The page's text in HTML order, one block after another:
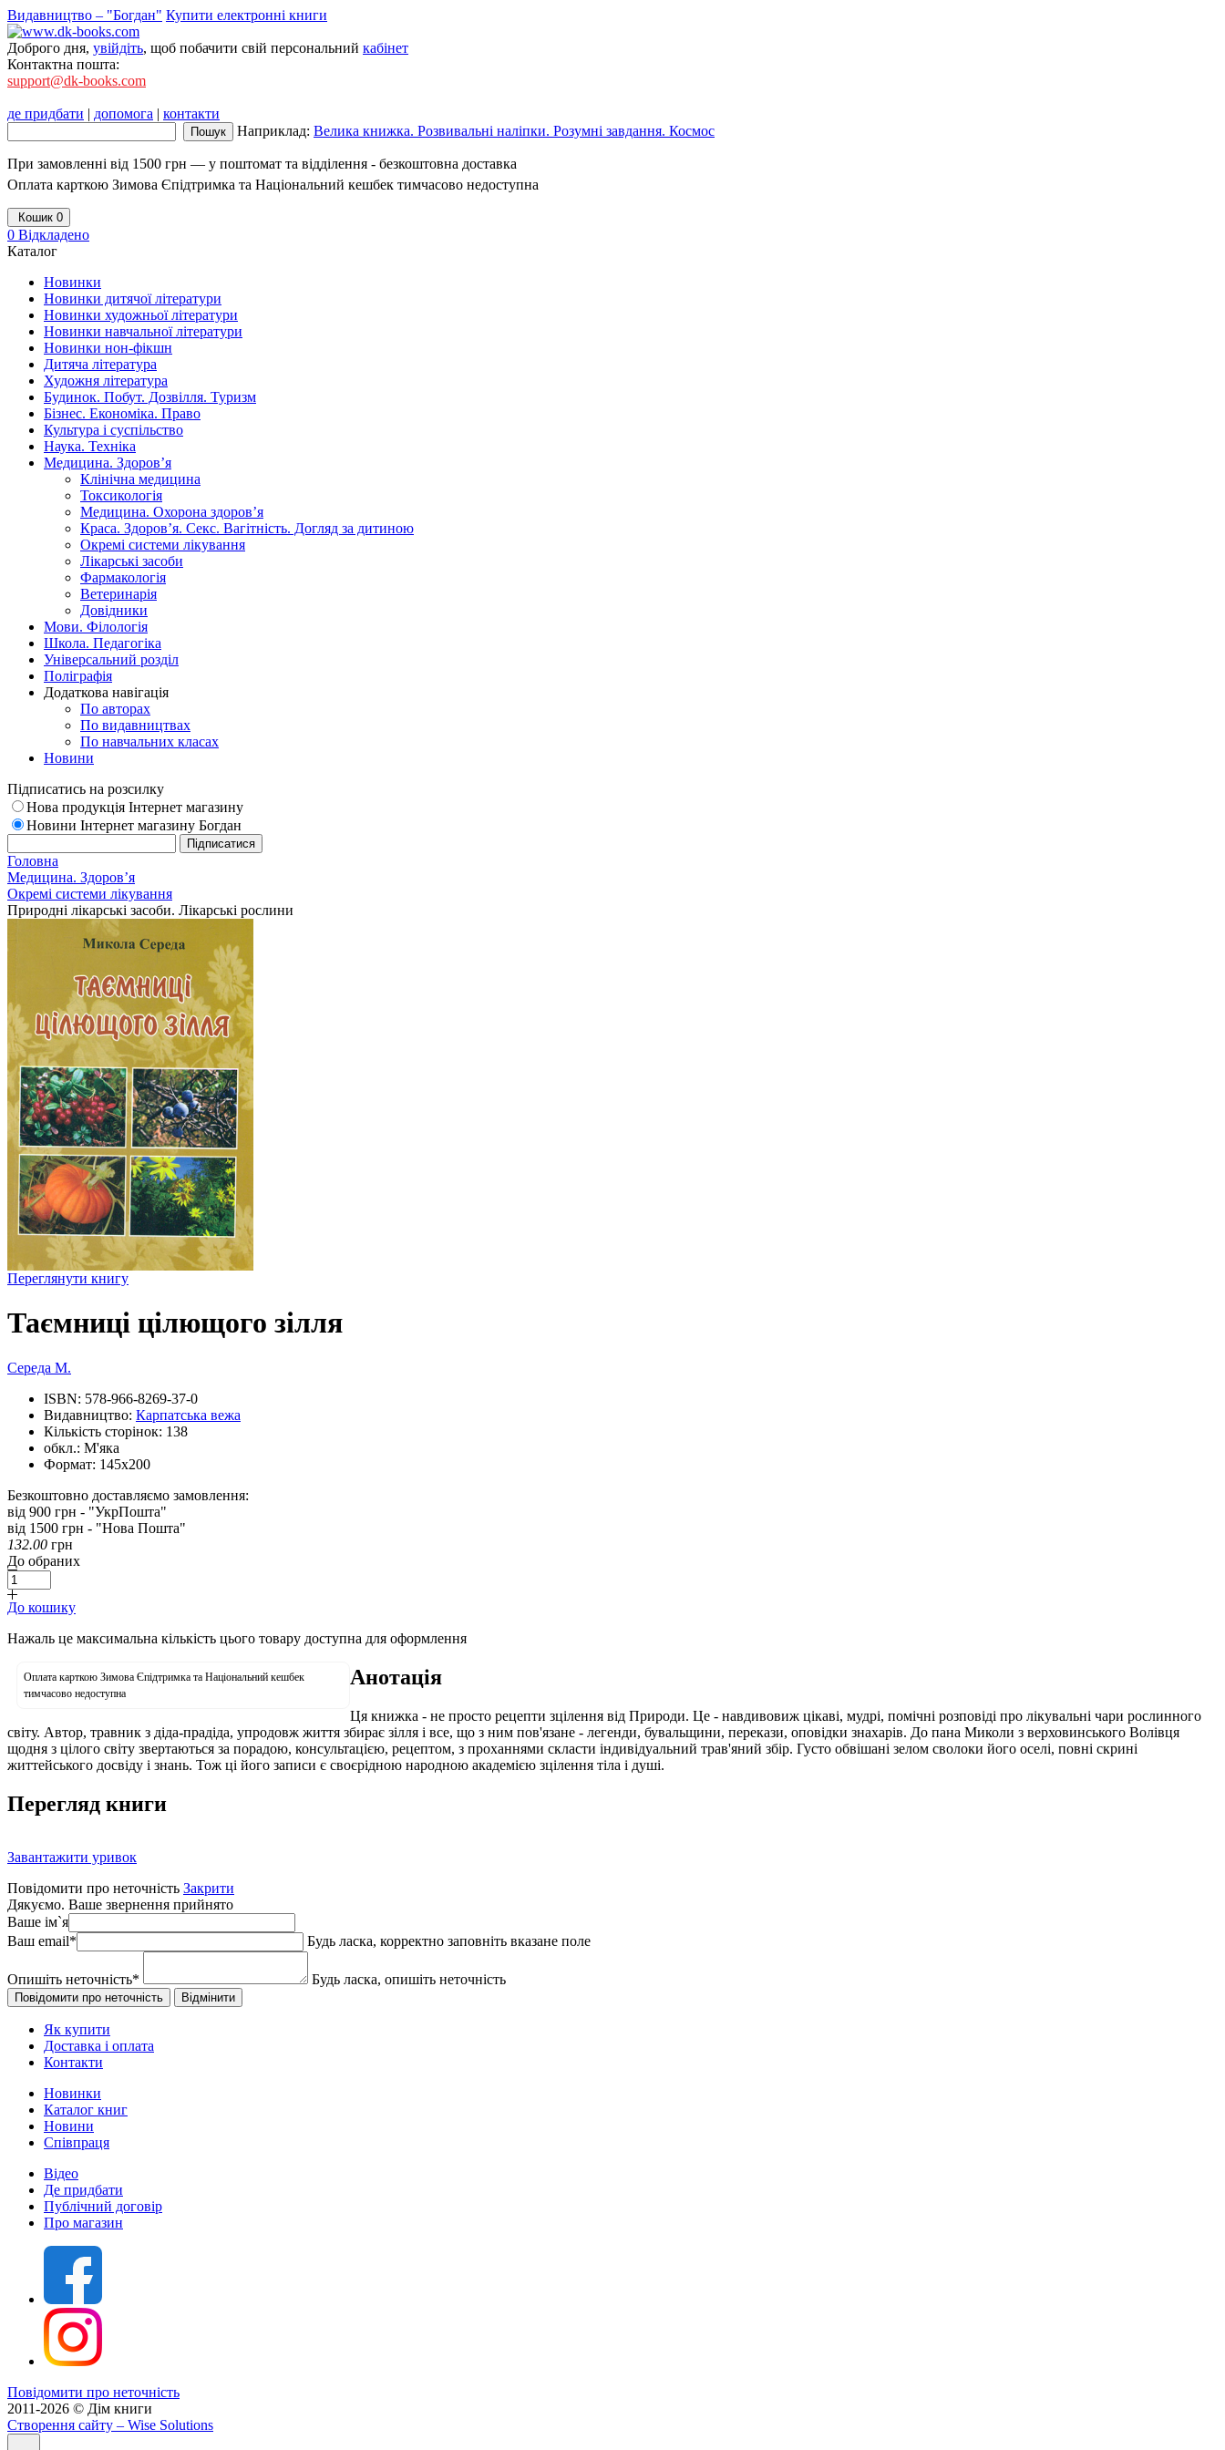
Видавництво – "Богдан" Купити електронні книги
Доброго дня, увійдіть, щоб побачити свій персональний кабінет
Контактна пошта:
support@dk-books.com
де придбати | допомога | контакти
Наприклад: Велика книжка. Розвивальні наліпки. Розумні завдання. Космос
При замовленні від 1500 грн — у поштомат та відділення - безкоштовна доставка
Оплата карткою Зимова Єпідтримка та Національний кешбек тимчасово недоступна
Кошик 0
0 Відкладено
Каталог
Новинки
Новинки дитячої літератури
Новинки художньої літератури
Новинки навчальної літератури
Новинки нон-фікшн
Дитяча література
Художня література
Будинок. Побут. Дозвілля. Туризм
Бізнес. Економіка. Право
Культура і суспільство
Наука. Техніка
Медицина. Здоров’я
Клінічна медицина
Токсикологія
Медицина. Охорона здоров’я
Краса. Здоров’я. Секс. Вагітність. Догляд за дитиною
Окремі системи лікування
Лікарські засоби
Фармакологія
Ветеринарія
Довідники
Мови. Філологія
Школа. Педагогіка
Універсальний розділ
Поліграфія
Додаткова навігація
По авторах
По видавництвах
По навчальних класах
Новини
Підписатись на розсилку
Нова продукція Інтернет магазину
Новини Інтернет магазину Богдан
Головна
Медицина. Здоров’я
Окремі системи лікування
Природні лікарські засоби. Лікарські рослини
Переглянути книгу
Таємниці цілющого зілля
Середа М.
ISBN: 578-966-8269-37-0
Видавництво: Карпатська вежа
Кількість сторінок: 138
обкл.: М'яка
Формат: 145х200
Безкоштовно доставляємо замовлення:
від 900 грн - "УкрПошта"
від 1500 грн - "Нова Пошта"
132.00 грн
До обраних
До кошику
Нажаль це максимальна кількість цього товару доступна для оформлення
Оплата карткою Зимова Єпідтримка та Національний кешбек
тимчасово недоступна
Анотація
Ця книжка - не просто рецепти зцілення від Природи. Це - навдивовиж цікаві, мудрі, помічні розповіді про лікувальні чари рослинного
світу. Автор, травник з діда-прадіда, упродовж життя збирає зілля і все, що з ним пов'язане - легенди, бувальщини, перекази, оповідки знахарів. До пана Миколи з верховинського Волівця
щодня з цілого світу звертаються за порадою, консультацією, рецептом, з проханнями скласти індивідуальний трав'яний збір. Густо обвішані зелом сволоки його оселі, повні скрині
життейського досвіду і знань. Тож ці його записи є своєрідною народною академією зцілення тіла і душі.
Перегляд книги
Завантажити уривок
Повідомити про неточність Закрити
Дякуємо. Ваше звернення прийнято
Ваше ім`я
Ваш email* Будь ласка, корректно заповніть вказане поле
Опишіть неточність* Будь ласка, опишіть неточність
Як купити
Доставка і оплата
Контакти
Новинки
Каталог книг
Новини
Співпраця
Відео
Де придбати
Публічний договір
Про магазин
Повідомити про неточність
2011-2026 © Дім книги
Створення сайту – Wise Solutions